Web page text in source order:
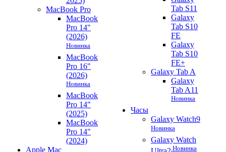
MacBook Pro
MacBook
Pro 14"
(2026)
Новинка
MacBook
Pro 16"
(2026)
Новинка
MacBook
Pro 14"
(2025)
MacBook
Pro 14"
(2024)
Apple Mac
Tab S11
Galaxy
Tab S10
FE
Galaxy
Tab S10
FE+
Galaxy Tab A
Galaxy
Tab A11
Новинка
Часы
Galaxy Watch9
Новинка
Galaxy Watch
Новинка